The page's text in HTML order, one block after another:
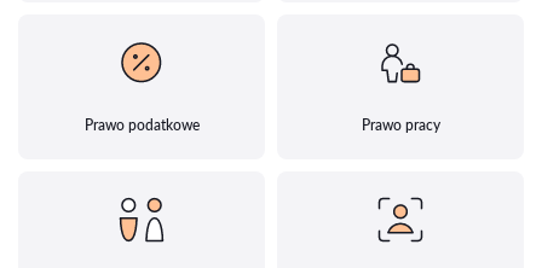
Prawo podatkowe Prawo pracy